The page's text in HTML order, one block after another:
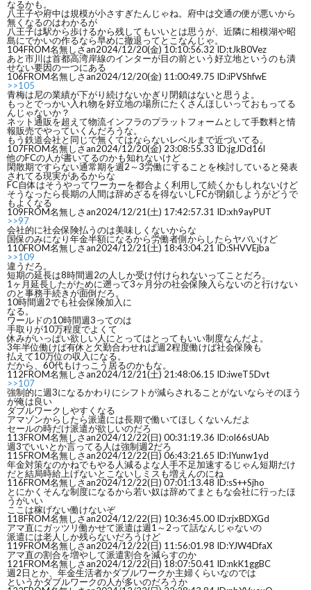
なるかも。
八王子や府中は規模が小さすぎたんじゃね。府中は交通の便が悪いから
無くなるのはわかるが
八王子は駅から歩けるから残してもいいとは思うが、近隣に相模湖や昭
島にでかいの作るなら早めに撤退ってとこなんじゃ。
104FROM名無しさan2024/12/20(金) 10:10:56.32 ID:tJkB0Vez
あと市川は首都高湾岸線のインターが目の前という好立地というのも潰
せない要因の一つにある
106FROM名無しさan2024/12/20(金) 11:00:49.75 ID:iPVShfwE
>>105
青梅は尼の業績が下がり続けないかぎり閉鎖はないと思うよ。
もっとでっかい入れ物を好立地の場所にたくさんほしいっておもってる
んじゃないか？
ネット通販を超えて物流インフラのプラットフォームとして手数料と情
報販売でやっていくんだろうな。
もう鉄道会社と同じで無くてはならないレベルまで近づいてる。
107FROM名無しさan2024/12/20(金) 23:08:55.33 ID:jgJDd16l
他のFCの人が書いてるのかも知れないけど
閑散期ですらない通常期を週2～3労働にすることを検討していると発表
されてる現実があるからな
FC自体はそうやってワーカーを都合よく利用して続くかもしれないけど
そうなったら長期の人間は辞めざるを得ないしFCが閉鎖しようがどうで
もよくなる
109FROM名無しさan2024/12/21(土) 17:42:57.31 ID:xh9ayPUT
>>97
会社的に社会保険払うのは美味しくないからな
国保のみになり年金半額になるから労働者側からしたらヤバいけど
110FROM名無しさan2024/12/21(土) 18:43:04.21 ID:SHVVEjba
>>109
違うだろ。
短期の延長は8時間週2の人しか受け付けられないってことだろ。
1ヶ月延長したがために遡って3ヶ月分の社会保険入らないのと行けない
のと事務手続きが面倒だろ。
10時間週2でも社会保険加入に
なる。
ワールドの10時間週3ってのは
手取りが10万程度でよくて
休みがいっぱい欲しい人にとってはとってもいい制度なんだよ。
3年半位働けば有休と欠勤合わせれば週2程度働けば社会保険も
払えて10万位の収入になる。
だから、60代もけっこう居るのかもな。
112FROM名無しさan2024/12/21(土) 21:48:06.15 ID:iweT5Dvt
>>107
強制的に週3になるかわりにシフトが減らされることがないならそのほう
が俺は良い
ダブルワークしやすくなる
アマゾンからしたら派遣には長期で働いてほしくないんだよ
セールの時だけ派遣が欲しいのだろ
113FROM名無しさan2024/12/22(日) 00:31:19.36 ID:ol66sUAb
週3でいいとか言ってる人は強制週2だろ
115FROM名無しさan2024/12/22(日) 06:43:21.65 ID:IYunw1yd
年金対策なのかねでもやる人減るよな人手不足加速するじゃん短期だけ
だと結局時給上げないとこないしミスも増えんのにね
116FROM名無しさan2024/12/22(日) 07:01:13.48 ID:sS++Sjho
とにかくそんな制度になるから若い奴は辞めてまともな会社に行ったほ
うがいい
ここは稼げない働けないぞ
118FROM名無しさan2024/12/22(日) 10:36:45.00 ID:rjxBDXGd
アマ直にガッツリ働かせて派遣は週1～2って話なんじゃないの
派遣には老人しか残らないだろうけど
119FROM名無しさan2024/12/22(日) 11:56:01.98 ID:YJW4DfaX
アマ直の割合を増やして派遣割合を減らすのか
121FROM名無しさan2024/12/22(日) 18:07:50.41 ID:nkK1ggBC
週2日とか、年金生活者かダブルワークか主婦くらいなのでは
というかダブルワークの人が多いのだろうか